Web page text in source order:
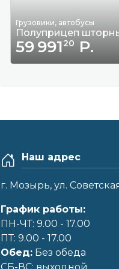
Грузовики, автобусы
Полуприцеп
59 99120Р.
Наш адрес
г. Мозырь, ул.
График работы:
ПН-ЧТ: 9.00 - 17.00
ПТ: 9.00 - 17.00
Обед: Без обеда